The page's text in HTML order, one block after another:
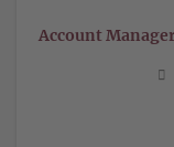
Account